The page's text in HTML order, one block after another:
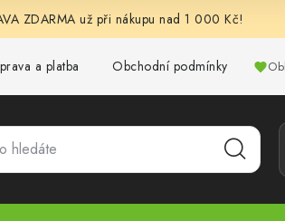
ZDARMA už při nákupu nad 1 000 Kč!
a platba Obchodní podmínky